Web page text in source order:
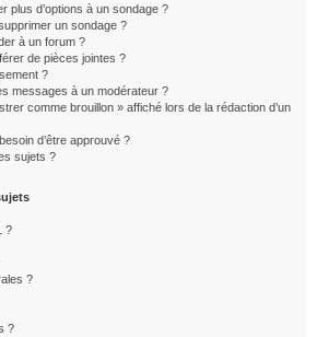
plus d’options à un sondage ?
un sondage ?
à un forum ?
de pièces jointes ?
?
messages à un modérateur ?
comme brouillon » affiché lors de la rédaction d’un
d’être approuvé ?
sujets ?
?
?
?